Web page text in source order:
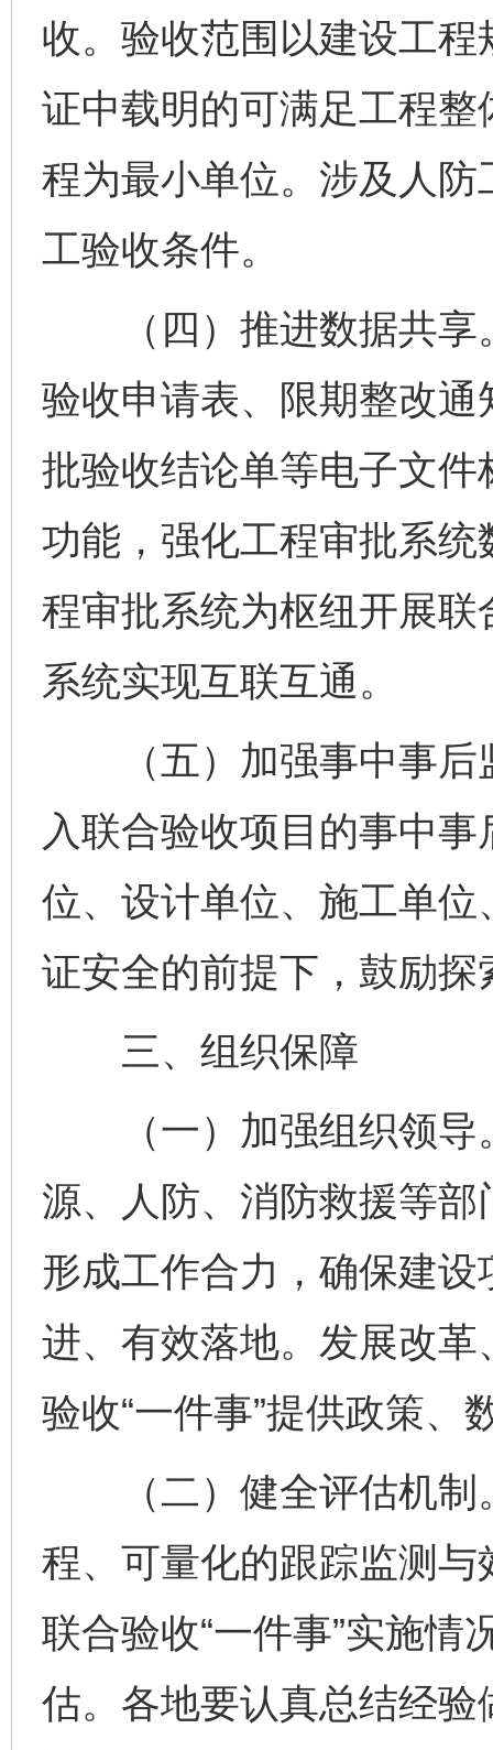
收。验收范围以建设工
证中载明的可满足工程
程为最小单位。涉及人
工验收条件。
（四）推进数据共享
验收申请表、限期整改
批验收结论单等电子文
功能，强化工程审批系
程审批系统为枢纽开展
系统实现互联互通。
（五）加强事中事后
入联合验收项目的事中
位、设计单位、施工单
证安全的前提下，鼓励
三、组织保障
（一）加强组织领导
源、人防、消防救援等
形成工作合力，确保建设
进、有效落地。发展改
验收“一件事”提供政策、
（二）健全评估机制
程、可量化的跟踪监测
联合验收“一件事”实施情
估。各地要认真总结经